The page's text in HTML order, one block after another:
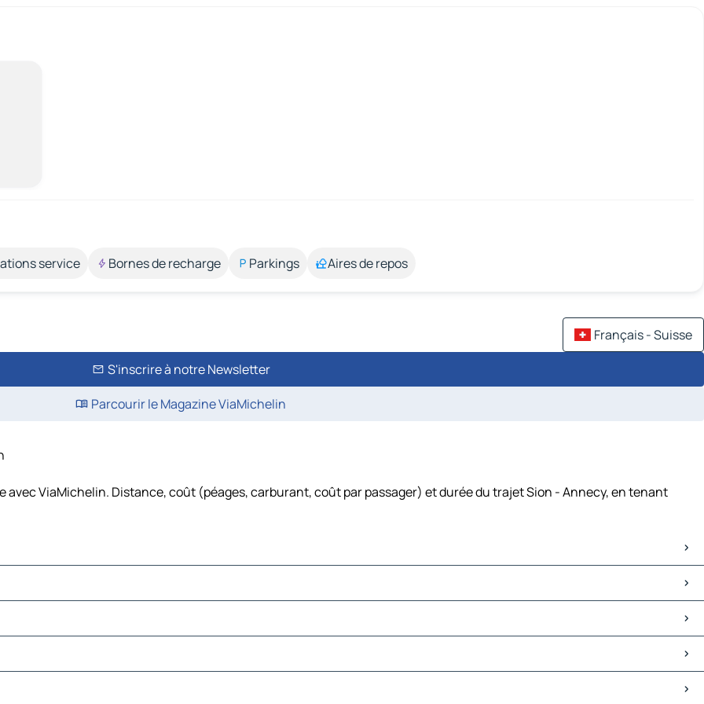
service Bornes de recharge Parkings Aires de repos
Français - Suisse
S'inscrire à notre Newsletter
Parcourir le Magazine ViaMichelin
ViaMichelin. Distance, coût (péages, carburant, coût par passager) et durée du trajet Sion - Annecy, en tenant